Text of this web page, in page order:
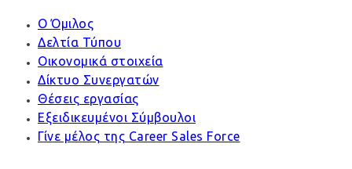
Ο Όμιλος
Δελτία Τύπου
Οικονομικά στοιχεία
Δίκτυο Συνεργατών
Θέσεις εργασίας
Εξειδικευμένοι Σύμβουλοι
Γίνε μέλος της Career Sales Force